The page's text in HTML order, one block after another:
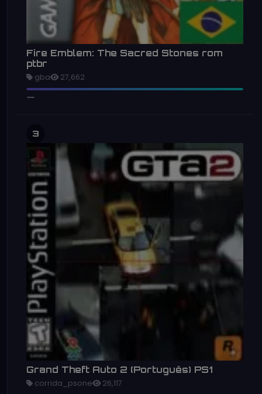
Fire Emblem: The Sacred Stones rom
ptbr
gba 27,662
3
Grand Theft Auto 2 (Português) PS1
corrida_psone 26,117